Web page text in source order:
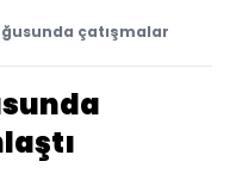
çatışmalar